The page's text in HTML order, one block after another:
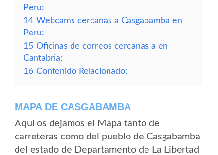
Peru:
14 Webcams cercanas a Casgabamba en
Peru:
15 Oficinas de correos cercanas a en
Cantabria:
16 Contenido Relacionado:
MAPA DE CASGABAMBA
Aqui os dejamos el Mapa tanto de
carreteras como del pueblo de Casgabamba
del estado de Departamento de La Libertad